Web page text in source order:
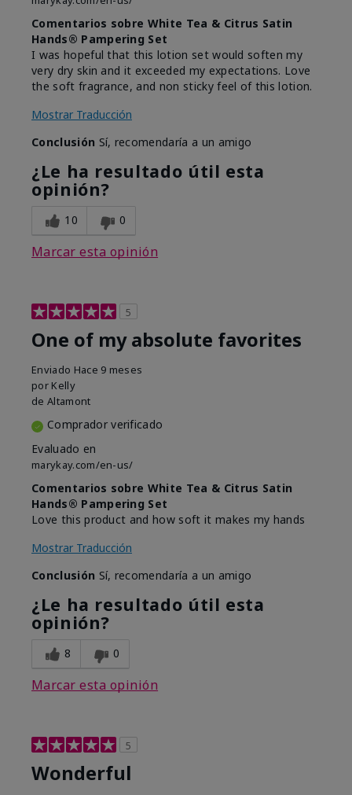
Comentarios sobre White Tea & Citrus Satin
Hands® Pampering Set
I was hopeful that this lotion set would soften my
very dry skin and it exceeded my expectations. Love
the soft fragrance, and non sticky feel of this lotion.
Mostrar Traducción
Conclusión Sí, recomendaría a un amigo
¿Le ha resultado útil esta
opinión?
10 0
Marcar esta opinión
5
One of my absolute favorites
Enviado Hace 9 meses
por Kelly
de Altamont
Comprador verificado
Evaluado en
marykay.com/en-us/
Comentarios sobre White Tea & Citrus Satin
Hands® Pampering Set
Love this product and how soft it makes my hands
Mostrar Traducción
Conclusión Sí, recomendaría a un amigo
¿Le ha resultado útil esta
opinión?
8 0
Marcar esta opinión
5
Wonderful